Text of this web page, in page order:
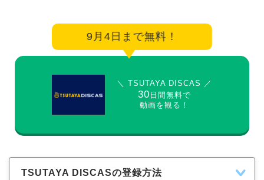
9月4日まで無料！
＼ TSUTAYA DISCAS ／
30 日間無料で
動画を観る！
TSUTAYA DISCASの登録方法